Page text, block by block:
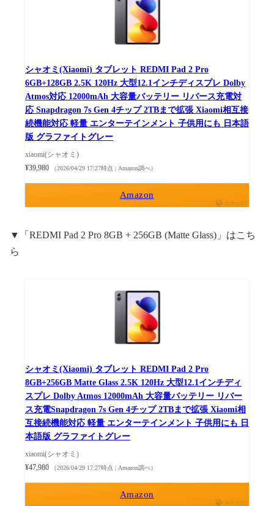
シャオミ(Xiaomi) タブレット REDMI Pad 2 Pro
6GB+128GB 2.5K 120Hz 大型12.1インチディスプレ Dolby
Atmos対応 12000mAh 大容量バッテリー リバース充電対
応 Snapdragon 7s Gen 4チップ 2TBまで拡張 Xiaomi相互接
続機能対応 軽量 エンターテインメント 子供用にも 日本語
版 グラファイトグレー
xiaomi(シャオミ)
¥39,980
（2026/04/29 17:27時点 | Amazon調べ）
Amazon
ポチップ
▼「REDMI Pad 2 Pro 8GB + 256GB (Matte Glass)」はこち
ら
シャオミ(Xiaomi) タブレット REDMI Pad 2 Pro
8GB+256GB Matte Glass 2.5K 120Hz 大型12.1インチディ
スプレ Dolby Atmos 12000mAh 大容量バッテリー リバー
ス充電Snapdragon 7s Gen 4チップ 2TBまで拡張 Xiaomi相
互接続機能対応 軽量 エンターテインメント 子供用にも 日
本語版 グラファイトグレー
xiaomi(シャオミ)
¥47,980
（2026/04/29 17:27時点 | Amazon調べ）
Amazon
ポチップ